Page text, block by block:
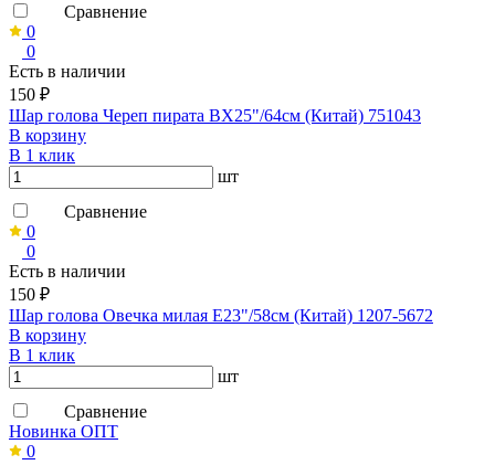
Сравнение
0
0
Есть в наличии
150 ₽
Шар голова Череп пирата ВХ25"/64см (Китай) 751043
В корзину
В 1 клик
шт
Сравнение
0
0
Есть в наличии
150 ₽
Шар голова Овечка милая Е23"/58см (Китай) 1207-5672
В корзину
В 1 клик
шт
Сравнение
Новинка ОПТ
0